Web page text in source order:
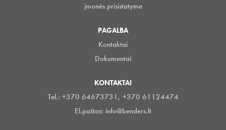
įmonės prisistatyme
PAGALBA
Kontaktai
Dokumentai
KONTAKTAI
Tel.: +370 64673731, +370 61124474
El.paštas: info@benders.lt